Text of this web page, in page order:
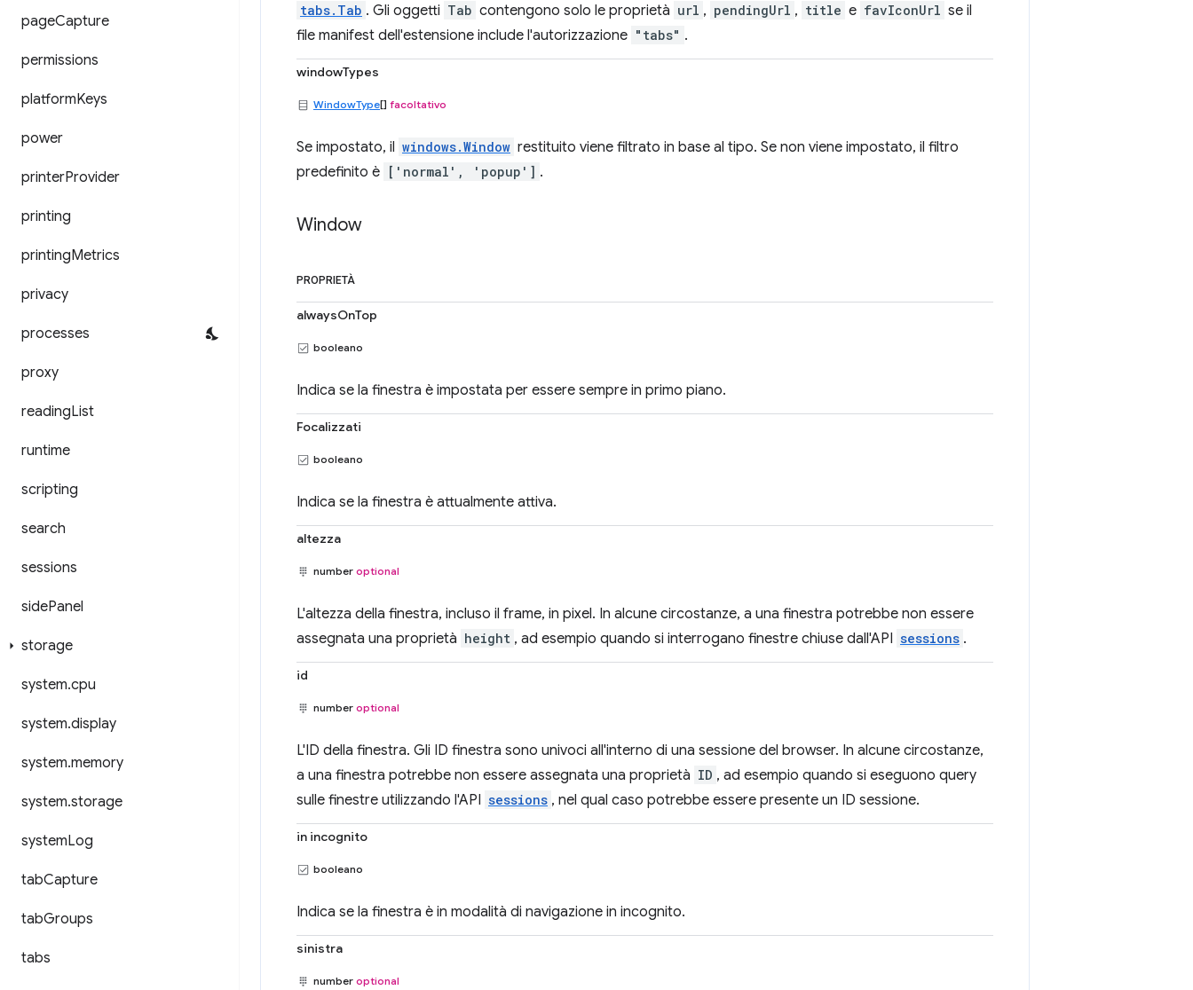
pageCapture
permissions
platformKeys
power
printerProvider
printing
printingMetrics
privacy
processes
proxy
readingList
runtime
scripting
search
sessions
sidePanel
storage
system.cpu
system.display
system.memory
system.storage
systemLog
tabCapture
tabGroups
tabs
tabs.Tab . Gli oggetti Tab contengono solo le proprietà url , pendingUrl , title e favIconUrl se il
file manifest dell'estensione include l'autorizzazione "tabs" .
windowTypes
WindowType[] facoltativo
Se impostato, il windows.Window restituito viene filtrato in base al tipo. Se non viene impostato, il filtro
predefinito è ['normal', 'popup'] .
Window
PROPRIETÀ
alwaysOnTop
booleano
Indica se la finestra è impostata per essere sempre in primo piano.
Focalizzati
booleano
Indica se la finestra è attualmente attiva.
altezza
number optional
L'altezza della finestra, incluso il frame, in pixel. In alcune circostanze, a una finestra potrebbe non essere
assegnata una proprietà height , ad esempio quando si interrogano finestre chiuse dall'API sessions .
id
number optional
L'ID della finestra. Gli ID finestra sono univoci all'interno di una sessione del browser. In alcune circostanze,
a una finestra potrebbe non essere assegnata una proprietà ID , ad esempio quando si eseguono query
sulle finestre utilizzando l'API sessions , nel qual caso potrebbe essere presente un ID sessione.
in incognito
booleano
Indica se la finestra è in modalità di navigazione in incognito.
sinistra
number optional